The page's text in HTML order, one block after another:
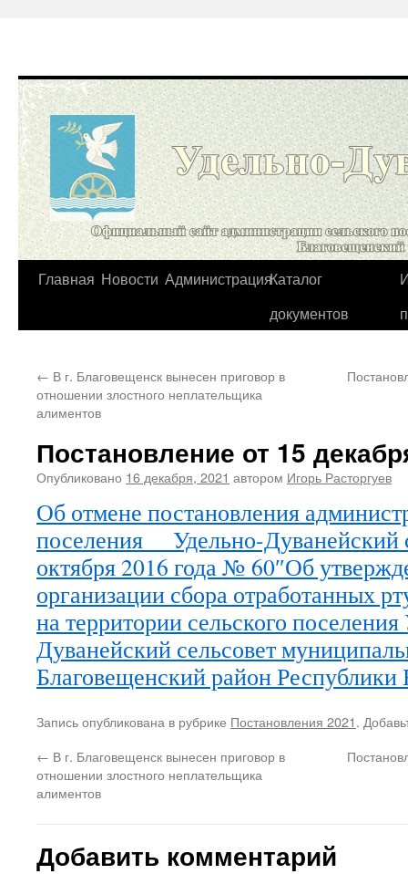
Перейти
Главная Новости АдминистрацияКаталог
документов
← В г. Благовещенск вынесен приговор в
отношении злостного неплательщика
алиментов
Постановление от 15
Опубликовано 16 декабря, 2021 автором Игорь Расторгуев
Об отмене постановления
поселения Удельно-Дуванейский
октября 2016 года № 60″Об
организации сбора отработанных
на территории сельского
Дуванейский сельсовет
Благовещенский район Республики
Запись опубликована в рубрике Постановления 2021.
← В г. Благовещенск вынесен приговор в
отношении злостного неплательщика
алиментов
Добавить комментарий